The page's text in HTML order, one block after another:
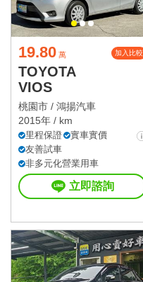
19.80 萬 加入比較
TOYOTA
VIOS
桃園市 / 鴻揚汽車
2015年 / km
里程保證
實車實價
友善試車
非多元化營業用車
立即諮詢